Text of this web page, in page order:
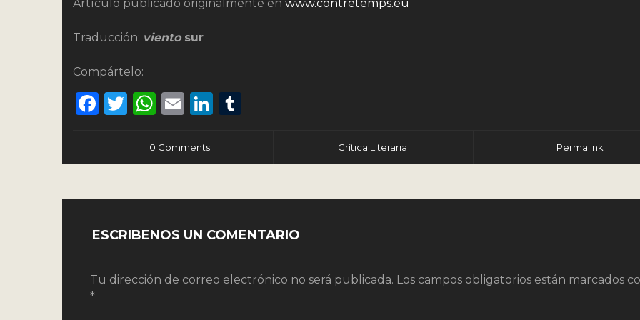
Artículo publicado originalmente en www.contretemps.eu
Traducción: vientosur
Compártelo:
Facebook
Twitter
WhatsApp
EmailLinkedIn
0 Comments Crítica Literaria Permalink
ESCRIBENOS UN COMENTARIO
Tu dirección de correo electrónico no será publicada. Los campos obligatorios están marcados
*